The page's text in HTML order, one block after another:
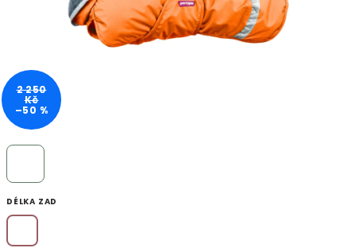
DÉLKA ZAD
2 250
Kč
–50 %